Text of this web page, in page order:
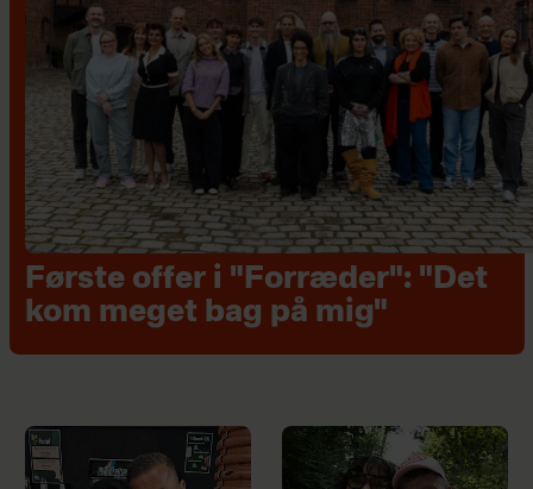
Første offer i "Forræder": "Det
kom meget bag på mig"